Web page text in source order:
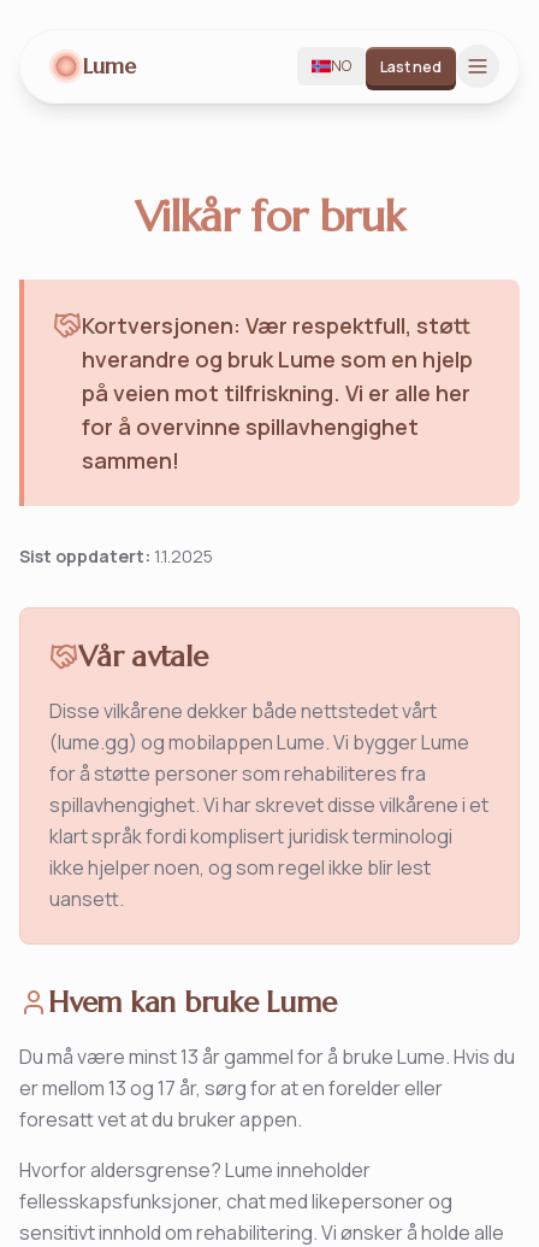
Lume NO Last ned
Vilkår for bruk
Kortversjonen: Vær respektfull, støtt
hverandre og bruk Lume som en hjelp
på veien mot tilfriskning. Vi er alle her
for å overvinne spillavhengighet
sammen!
Sist oppdatert: 1.1.2025
Vår avtale
Disse vilkårene dekker både nettstedet vårt
(lume.gg) og mobilappen Lume. Vi bygger Lume
for å støtte personer som rehabiliteres fra
spillavhengighet. Vi har skrevet disse vilkårene i et
klart språk fordi komplisert juridisk terminologi
ikke hjelper noen, og som regel ikke blir lest
uansett.
Hvem kan bruke Lume
Du må være minst 13 år gammel for å bruke Lume. Hvis du
er mellom 13 og 17 år, sørg for at en forelder eller
foresatt vet at du bruker appen.
Hvorfor aldersgrense? Lume inneholder
fellesskapsfunksjoner, chat med likepersoner og
sensitivt innhold om rehabilitering. Vi ønsker å holde alle